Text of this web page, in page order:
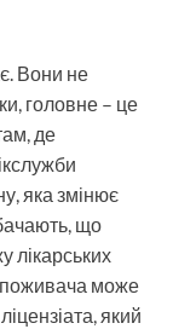
Вони не
головне – це
де
яка змінює
що
лікарських
може
який